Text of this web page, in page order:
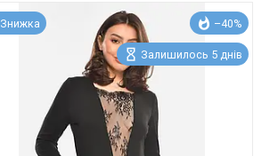
Знижка –40%
Залишилось 5 днів